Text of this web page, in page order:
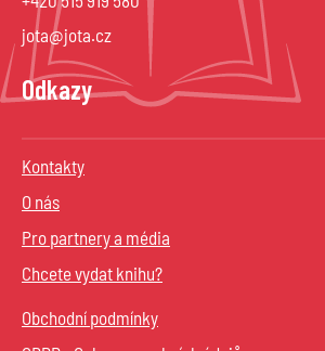
jota@jota.cz
Odkazy
Kontakty
O nás
Pro partnery a média
Chcete vydat knihu?
Obchodní podmínky